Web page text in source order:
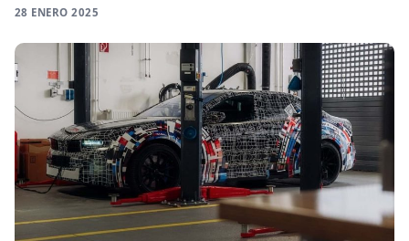
28 ENERO 2025